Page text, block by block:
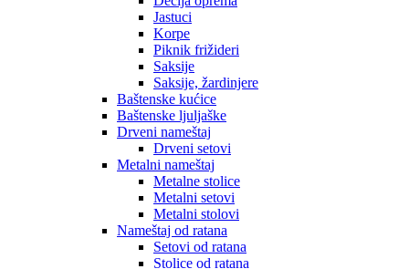
Jastuci
Korpe
Piknik frižideri
Saksije
Saksije, žardinjere
Baštenske kućice
Baštenske ljuljaške
Drveni nameštaj
Drveni setovi
Metalni nameštaj
Metalne stolice
Metalni setovi
Metalni stolovi
Nameštaj od ratana
Setovi od ratana
Stolice od ratana